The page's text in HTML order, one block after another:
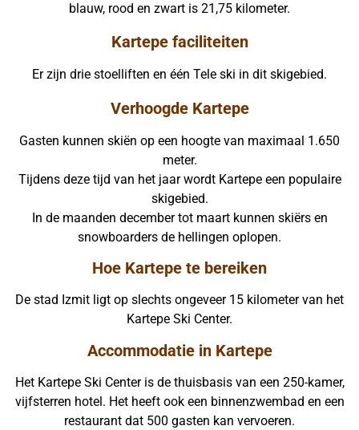
blauw, rood en zwart is 21,75 kilometer.
Kartepe faciliteiten
Er zijn drie stoelliften en één Tele ski in dit skigebied.
Verhoogde Kartepe
Gasten kunnen skiën op een hoogte van maximaal 1.650
meter.
Tijdens deze tijd van het jaar wordt Kartepe een populaire
skigebied.
In de maanden december tot maart kunnen skiërs en
snowboarders de hellingen oplopen.
Hoe Kartepe te bereiken
De stad Izmit ligt op slechts ongeveer 15 kilometer van het
Kartepe Ski Center.
Accommodatie in Kartepe
Het Kartepe Ski Center is de thuisbasis van een 250-kamer,
vijfsterren hotel. Het heeft ook een binnenzwembad en een
restaurant dat 500 gasten kan vervoeren.